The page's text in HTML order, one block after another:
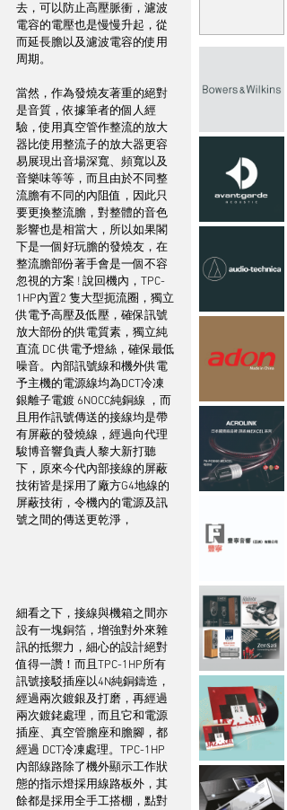
去，可以防止高壓脈衝，濾波
電容的電壓也是慢慢升起，從
而延長膽以及濾波電容的使用
周期。
當然，作為發燒友著重的絕對
是音質，依據筆者的個人經
驗，使用真空管作整流的放大
器比使用整流子的放大器更容
易展現出音場深寬、頻寬以及
音樂味等等，而且由於不同整
流膽有不同的內阻值，因此只
要更換整流膽，對整體的音色
影響也是相當大，所以如果閣
下是一個好玩膽的發燒友，在
整流膽部份著手會是一個不容
忽視的方案 ! 說回機內，TPC-
1HP內置2 隻大型扼流圈，獨立
供電予高壓及低壓，確保訊號
放大部份的供電質素，獨立純
直流 DC 供電予燈絲，確保最低
噪音。內部訊號線和機外供電
予主機的電源線均為DCT冷凍
銀離子電鍍 6NOCC純銅線 ，而
且用作訊號傳送的接線均是帶
有屏蔽的發燒線，經過向代理
駿博音響負責人黎大新打聽
下，原來今代內部接線的屏蔽
技術皆是採用了廠方G4地線的
屏蔽技術，令機內的電源及訊
號之間的傳送更乾淨，
細看之下，接線與機箱之間亦
設有一塊銅箔，增強對外來雜
訊的抵禦力，細心的設計絕對
值得一讚！而且TPC-1HP所有
訊號接駁插座以4N純銅鑄造，
經過兩次鍍銀及打磨，再經過
兩次鍍銠處理，而且它和電源
插座、真空管膽座和膽腳，都
經過 DCT冷凍處理。TPC-1HP
內部線路除了機外顯示工作狀
態的指示燈採用線路板外，其
餘都是採用全手工搭棚，點對